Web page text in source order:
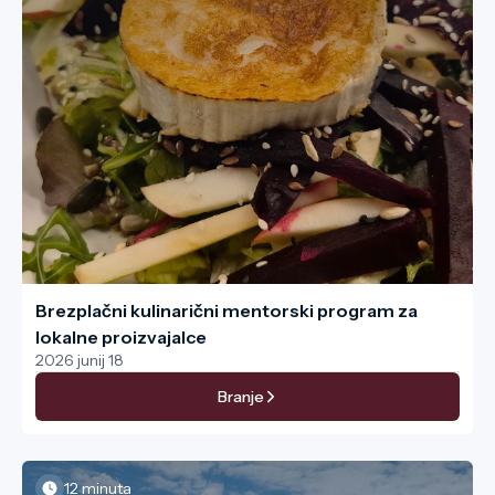
Brezplačni kulinarični mentorski program za
lokalne proizvajalce
2026 junij 18
Branje
12 minuta